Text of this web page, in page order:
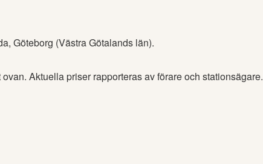
Göteborg (Västra Götalands län).
Aktuella priser rapporteras av förare och stationsägare.